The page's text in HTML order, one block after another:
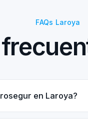
FAQs Laroya
en Laroya?